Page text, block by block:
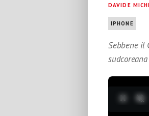
DAVIDE
IPHONE
Sebbene il